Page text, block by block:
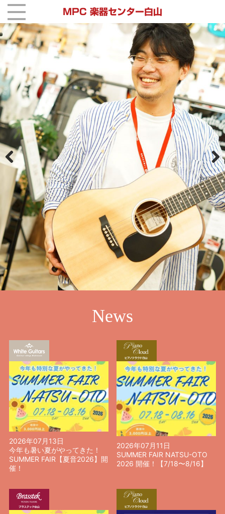
MPC 楽器センター白山
Previous Next
News
2026年07月13日
今年も暑い夏がやってきた！
SUMMER FAIR【夏音2026】開
催！
2026年07月11日
SUMMER FAIR NATSU-OTO
2026 開催！【7/18〜8/16】